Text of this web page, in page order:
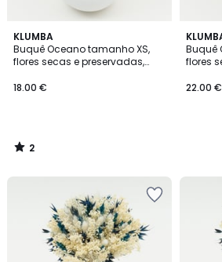
KLUMBA
Buquê Oceano tamanho XS,
flores secas e preservadas,
18.00 €
2
/
5
2
/
Buquê
flores
22.00 €